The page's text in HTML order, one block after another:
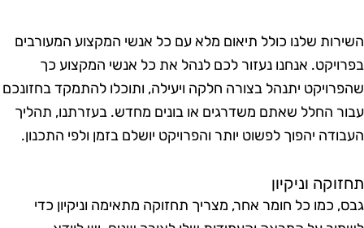
שלנו כולל תיאום מלא עם כל אנשי המקצוע המעורבים
אנחנו נעזור לכם לנהל את כל אנשי המקצוע כך
יתנהל בצורה חלקה ויעילה, ותוכלו להתמקד בחזונכם
החלל שאתם משדרגים או בונים מחדש. בעזרתנו, תהליך
יהפוך לפשוט יותר והפרויקט יושלם בזמן ולפי התכנון.
וניקיון
כמו כל חומר אחר, מצריך תחזוקה מתאימה וניקיון כדי